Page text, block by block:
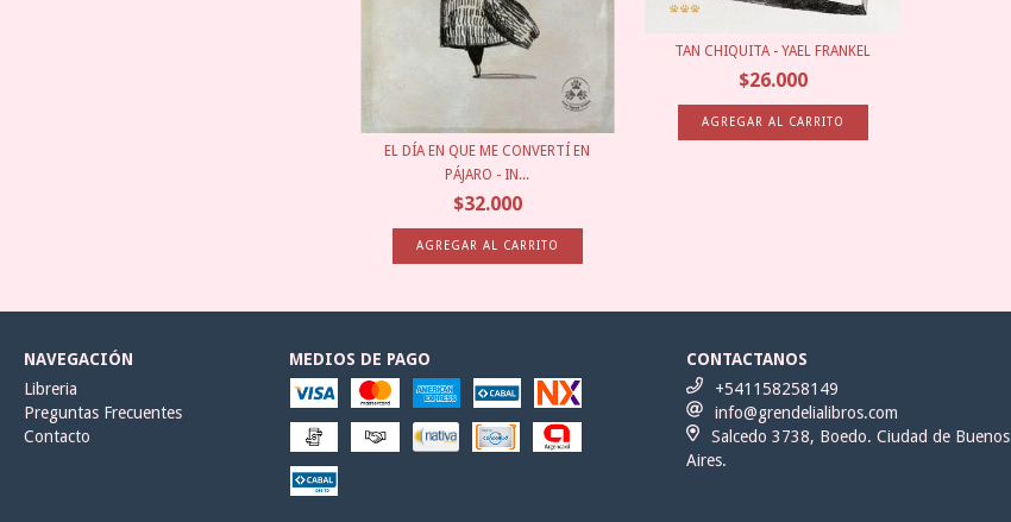
EL DÍA EN QUE ME CONVERTÍ EN
PÁJARO - IN...
$32.000
TAN CHIQUITA - YAEL FRANKEL
$26.000
NAVEGACIÓN
Libreria
Preguntas Frecuentes
Contacto
MEDIOS DE PAGO
CONTACTANOS
+541158258149
info@grendelialibros.com
Salcedo 3738, Boedo. Ciudad de Buenos
Aires.